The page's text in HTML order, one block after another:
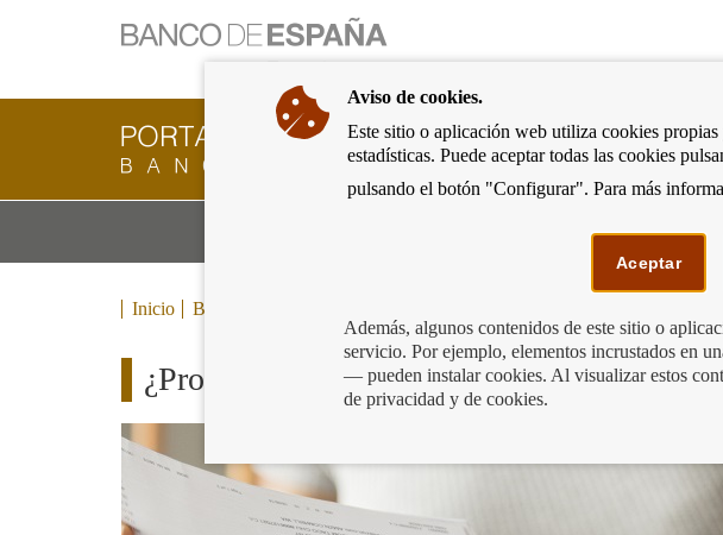
Ir
a
página
de
inicio
del
Cliente
Bancario
Banco
ir
a
Inicio Blog
¿Problemas con los recibos? Disipamos
Aviso de cookies.
Este sitio o aplicación web utiliza cookies
estadísticas. Puede aceptar todas las cookies
pulsando el botón "Configurar". Para más
Aceptar
Además, algunos contenidos de este sitio o
servicio. Por ejemplo, elementos incrustados en
— pueden instalar cookies. Al visualizar estos
de privacidad y de cookies.